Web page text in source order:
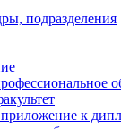
подразделения
к